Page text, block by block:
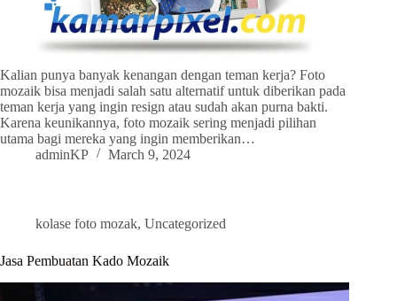
Kalian punya banyak kenangan dengan teman kerja? Foto
mozaik bisa menjadi salah satu alternatif untuk diberikan pada
teman kerja yang ingin resign atau sudah akan purna bakti.
Karena keunikannya, foto mozaik sering menjadi pilihan
utama bagi mereka yang ingin memberikan…
adminKP
March 9, 2024
kolase foto mozak, Uncategorized
Jasa Pembuatan Kado Mozaik